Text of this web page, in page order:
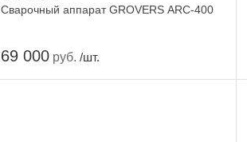
Сварочный аппарат GROVERS ARC-400
69 000 руб. /шт.